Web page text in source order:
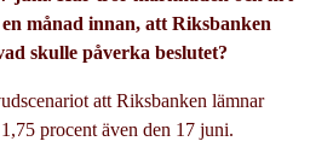
månad innan, att Riksbanken
skulle påverka beslutet?
att Riksbanken lämnar
procent även den 17 juni.